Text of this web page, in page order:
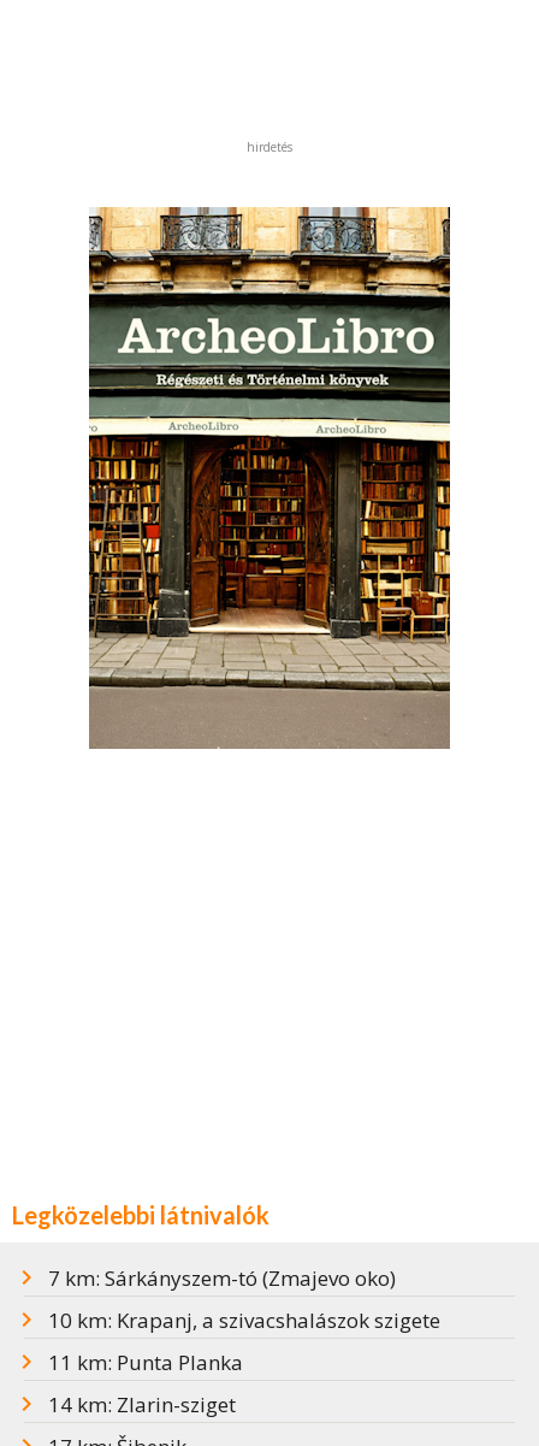
hirdetés
Legközelebbi látnivalók
7 km: Sárkányszem-tó (Zmajevo oko)
10 km: Krapanj, a szivacshalászok szigete
11 km: Punta Planka
14 km: Zlarin-sziget